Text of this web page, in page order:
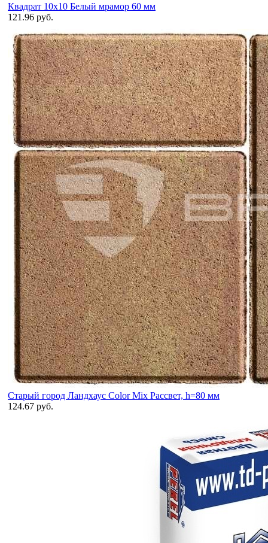
Квадрат 10х10 Белый мрамор 60 мм
121.96 руб.
Старый город Ландхаус Color Mix Рассвет, h=80 мм
124.67 руб.